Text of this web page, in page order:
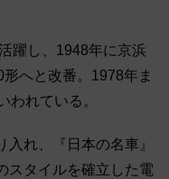
躍し、1948年に京浜
へと改番。1978年ま
われている。
入れ、『日本の名車』
スタイルを確立した電